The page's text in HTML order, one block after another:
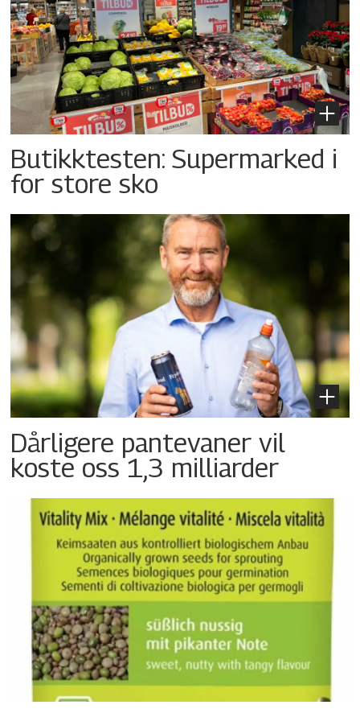
Butikktesten: Supermarked i
for store sko
Dårligere pantevaner vil
koste oss 1,3 milliarder